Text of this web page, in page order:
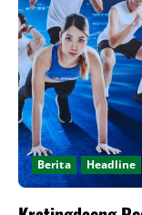
Berita Headline